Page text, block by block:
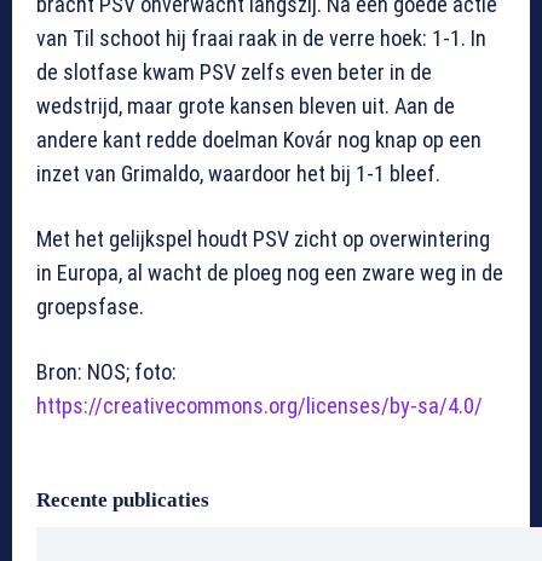
van Til schoot hij fraai raak in de verre hoek: 1-1. In
de slotfase kwam PSV zelfs even beter in de
wedstrijd, maar grote kansen bleven uit. Aan de
andere kant redde doelman Kovár nog knap op een
inzet van Grimaldo, waardoor het bij 1-1 bleef.
Met het gelijkspel houdt PSV zicht op overwintering
in Europa, al wacht de ploeg nog een zware weg in de
groepsfase.
Bron: NOS; foto:
https://creativecommons.org/licenses/by-sa/4.0/
Recente publicaties